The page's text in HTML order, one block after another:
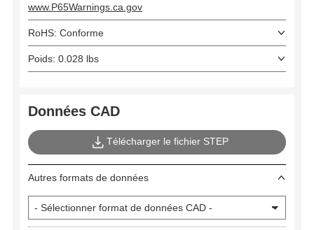
www.P65Warnings.ca.gov
RoHS: Conforme
Poids: 0.028 lbs
Données CAD
Télécharger le fichier STEP
Autres formats de données